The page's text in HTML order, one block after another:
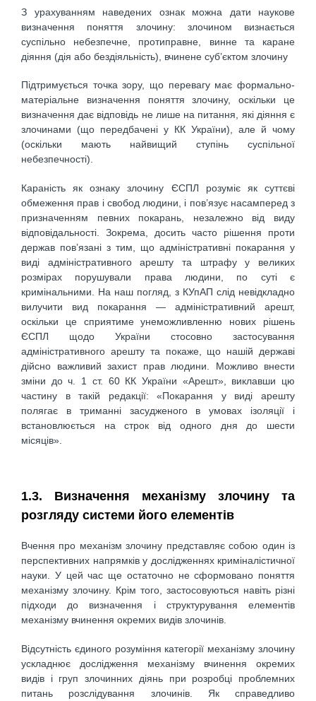
З урахуванням наведених ознак можна дати наукове
визначення поняття злочину: злочином визнається
суспільно небезпечне, протиправне, винне та каране
діяння (дія або бездіяльність), вчинене суб’єктом злочину
Підтримується точка зору, що перевагу має формально-
матеріальне визначення поняття злочину, оскільки це
визначення дає відповідь не лише на питання, які діяння є
злочинами (що передбачені у КК України), але й чому
(оскільки мають найвищий ступінь суспільної
небезпечності).
Караність як ознаку злочину ЄСПЛ розуміє як суттєві
обмеження прав і свобод людини, і пов’язує насамперед з
призначенням певних покарань, незалежно від виду
відповідальності. Зокрема, досить часто рішення проти
держав пов’язані з тим, що адміністративні покарання у
виді адміністративного арешту та штрафу у великих
розмірах порушували права людини, по суті є
кримінальними. На наш погляд, з КУпАП слід невідкладно
вилучити вид покарання — адміністративний арешт,
оскільки це сприятиме унеможливленню нових рішень
ЄСПЛ щодо України стосовно застосування
адміністративного арешту та покаже, що нашій державі
дійсно важливий захист прав людини. Можливо внести
зміни до ч. 1 ст. 60 КК України «Арешт», виклавши цю
частину в такій редакції: «Покарання у виді арешту
полягає в триманні засудженого в умовах ізоляції і
встановлюється на строк від одного дня до шести
місяців».
1.3. Визначення механізму злочину та
розгляду системи його елементів
Вчення про механізм злочину представляє собою один із
перспективних напрямків у дослідженнях криміналістичної
науки. У цей час ще остаточно не сформовано поняття
механізму злочину. Крім того, застосовуються навіть різні
підходи до визначення і структурування елементів
механізму вчинення окремих видів злочинів.
Відсутність єдиного розуміння категорії механізму злочину
ускладнює дослідження механізму вчинення окремих
видів і груп злочинних діянь при розробці проблемних
питань розслідування злочинів. Як справедливо